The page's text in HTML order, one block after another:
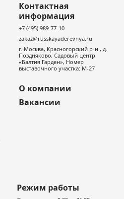
Контактная
информация
+7 (495) 989-77-10
zakaz@russkayaderevnya.ru
г. Москва, Красногорский р-н., д.
Поздняково, Садовый центр
«Балтия Гарден», Номер
выставочного участка: М-27
О компании
Вакансии
Режим работы